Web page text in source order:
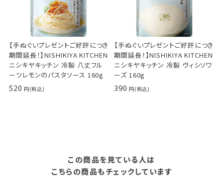
【手ぬぐいプレゼントご好評につき
期間延長！】NISHIKIYA KITCHEN
ニシキヤキッチン 冷製 八丈フル
ーツレモンのパスタソース 160g
520
【手ぬぐいプレゼントご好評につき
期間延長！】NISHIKIYA KITCHEN
ニシキヤキッチン 冷製 ヴィシソワ
ーズ 160g
390
この商品を見ている人は
こちらの商品もチェックしています